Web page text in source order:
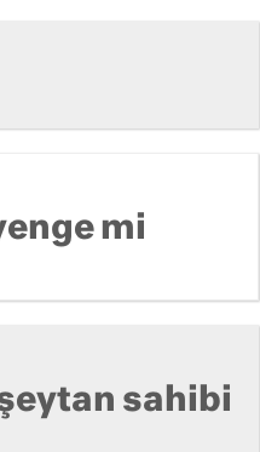
mi
sahibi